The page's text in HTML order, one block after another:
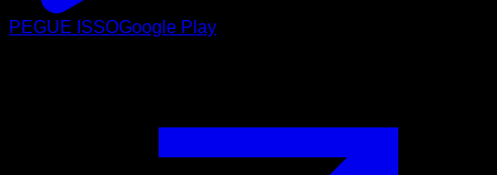
PEGUE ISSOGoogle Play